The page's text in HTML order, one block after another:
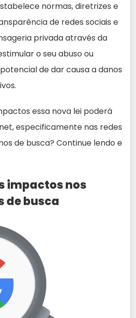
normas, diretrizes e
de redes sociais e
privada através da
o seu abuso ou
de dar causa a danos
essa nova lei poderá
especificamente nas redes
de busca? Continue lendo e
impactos nos
de busca